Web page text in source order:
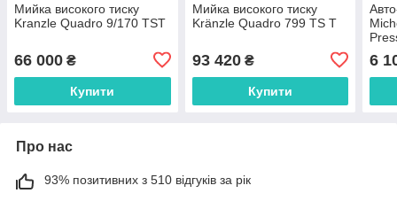
Мийка високого тиску
Kranzle Quadro 9/170 TST
66 000 ₴
Купити
Мийка високого тиску
Kränzle Quadro 799 TS T
93 420₴
Купити
6
Про нас
93% позитивних з 510 відгуків за рік